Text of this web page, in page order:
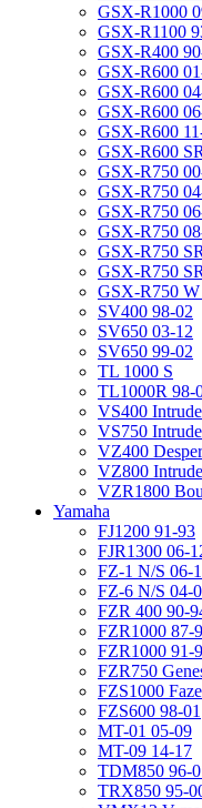
GSX-R1000
GSX-R1100
GSX-R400
GSX-R600
GSX-R600
GSX-R600
GSX-R600
GSX-R600
GSX-R750
GSX-R750
GSX-R750
GSX-R750
GSX-R750
GSX-R750
GSX-R750
SV400 98-02
SV650 03-12
SV650 99-02
TL 1000 S
TL1000R 98-
VS400
VS750
VZ400
VZ800
VZR1800
Yamaha
FJ1200 91-93
FJR1300 06-
FZ-1 N/S 06-
FZ-6 N/S 04-
FZR 400 90-
FZR1000 87-
FZR1000 91-
FZR750
FZS1000
FZS600 98-01
MT-01 05-09
MT-09 14-17
TDM850 96-
TRX850 95-